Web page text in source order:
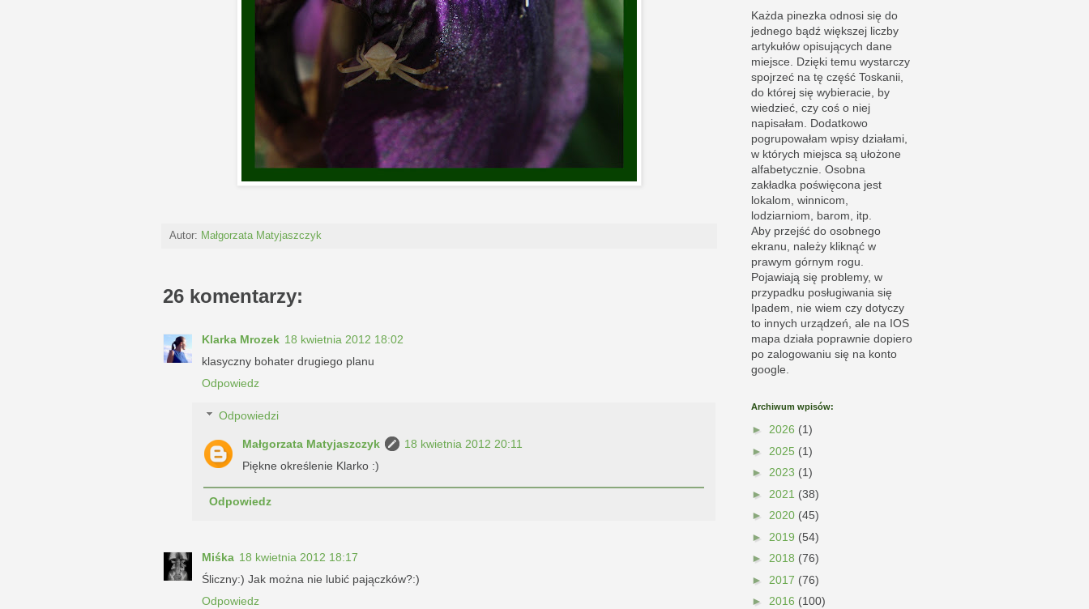
Autor: Małgorzata Matyjaszczyk
26 komentarzy:
Klarka Mrozek 18 kwietnia 2012 18:02
klasyczny bohater drugiego planu
Odpowiedz
Odpowiedzi
Małgorzata Matyjaszczyk
18 kwietnia 2012 20:11
Piękne określenie Klarko :)
Odpowiedz
Miśka 18 kwietnia 2012 18:17
Śliczny:) Jak można nie lubić pajączków?:)
Odpowiedz
Każda pinezka odnosi się do
jednego bądź większej liczby
artykułów opisujących dane
miejsce. Dzięki temu wystarczy
spojrzeć na tę część Toskanii,
do której się wybieracie, by
wiedzieć, czy coś o niej
napisałam. Dodatkowo
pogrupowałam wpisy działami,
w których miejsca są ułożone
alfabetycznie. Osobna
zakładka poświęcona jest
lokalom, winnicom,
lodziarniom, barom, itp.
Aby przejść do osobnego
ekranu, należy kliknąć w
prawym górnym rogu.
Pojawiają się problemy, w
przypadku posługiwania się
Ipadem, nie wiem czy dotyczy
to innych urządzeń, ale na IOS
mapa działa poprawnie dopiero
po zalogowaniu się na konto
google.
Archiwum wpisów:
► 2026 (1)
► 2025 (1)
► 2023 (1)
► 2021 (38)
► 2020 (45)
► 2019 (54)
► 2018 (76)
► 2017 (76)
► 2016 (100)